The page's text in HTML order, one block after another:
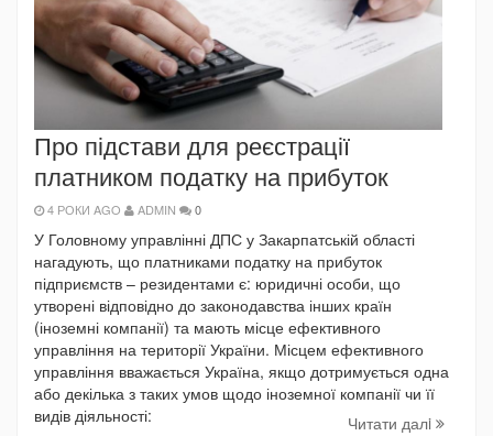
Про підстави для реєстрації
платником податку на прибуток
4 РОКИ AGO ADMIN 0
У Головному управлінні ДПС у Закарпатській області
нагадують, що платниками податку на прибуток
підприємств – резидентами є: юридичні особи, що
утворені відповідно до законодавства інших країн
(іноземні компанії) та мають місце ефективного
управління на території України. Місцем ефективного
управління вважається Україна, якщо дотримується одна
або декілька з таких умов щодо іноземної компанії чи її
видів діяльності:
Читати далi